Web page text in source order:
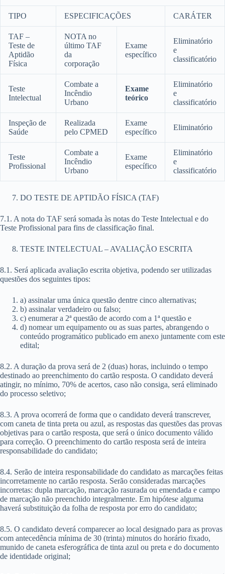
TIPO ESPECIFICAÇÕES CARÁTER
TAF –
Teste de
Aptidão
Física
NOTA no
último TAF
da
corporação
Exame
específico
Eliminatório
e
classificatório
Teste
Intelectual
Combate a
Incêndio
Urbano
Exame
teórico
Eliminatório
e
classificatório
Inspeção de
Saúde
Realizada
pelo CPMED
Exame
específico
Eliminatório
Teste
Profissional
Combate a
Incêndio
Urbano
Exame
específico
Eliminatório
e
classificatório
DO TESTE DE APTIDÃO FÍSICA (TAF)
7.1. A nota do TAF será somada às notas do Teste Intelectual e do
Teste Profissional para fins de classificação final.
TESTE INTELECTUAL – AVALIAÇÃO ESCRITA
8.1. Será aplicada avaliação escrita objetiva, podendo ser utilizadas
questões dos seguintes tipos:
a) assinalar uma única questão dentre cinco alternativas;
b) assinalar verdadeiro ou falso;
c) enumerar a 2ª questão de acordo com a 1ª questão e
d) nomear um equipamento ou as suas partes, abrangendo o
conteúdo programático publicado em anexo juntamente com este
edital;
8.2. A duração da prova será de 2 (duas) horas, incluindo o tempo
destinado ao preenchimento do cartão resposta. O candidato deverá
atingir, no mínimo, 70% de acertos, caso não consiga, será eliminado
do processo seletivo;
8.3. A prova ocorrerá de forma que o candidato deverá transcrever,
com caneta de tinta preta ou azul, as respostas das questões das provas
objetivas para o cartão resposta, que será o único documento válido
para correção. O preenchimento do cartão resposta será de inteira
responsabilidade do candidato;
8.4. Serão de inteira responsabilidade do candidato as marcações feitas
incorretamente no cartão resposta. Serão consideradas marcações
incorretas: dupla marcação, marcação rasurada ou emendada e campo
de marcação não preenchido integralmente. Em hipótese alguma
haverá substituição da folha de resposta por erro do candidato;
8.5. O candidato deverá comparecer ao local designado para as provas
com antecedência mínima de 30 (trinta) minutos do horário fixado,
munido de caneta esferográfica de tinta azul ou preta e do documento
de identidade original;